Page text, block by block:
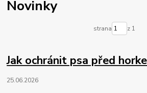
Novinky
strana z 1
Jak ochránit psa před
25.06.2026